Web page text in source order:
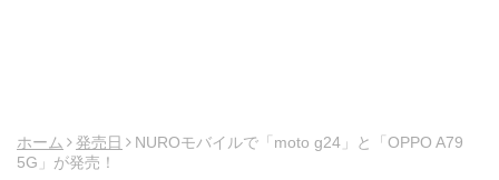
ホーム 発売日
NUROモバイルで「moto g24」と「OPPO A79
5G」が発売！